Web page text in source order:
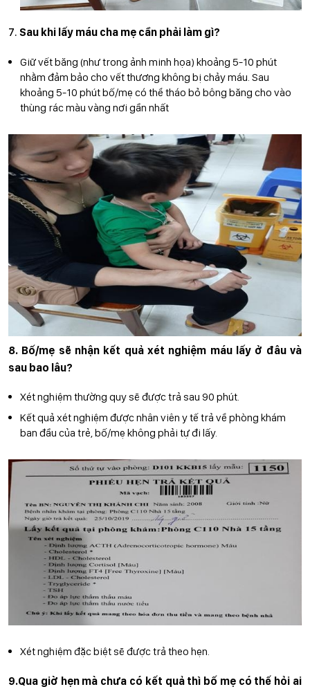
Sau khi lấy máu cha mẹ cần phải làm gì?
Giữ vết băng (như trong ảnh minh họa) khoảng 5-10 phút
nhằm đảm bảo cho vết thương không bị chảy máu. Sau
khoảng 5-10 phút bố/mẹ có thể tháo bỏ bông băng cho vào
thùng rác màu vàng nơi gần nhất
8. Bố/mẹ sẽ nhận kết quả xét nghiệm máu lấy ở đâu và
sau bao lâu?
Xét nghiệm thường quy sẽ được trả sau 90 phút.
Kết quả xét nghiệm được nhân viên y tế trả về phòng khám
ban đầu của trẻ, bố/mẹ không phải tự đi lấy.
Xét nghiệm đặc biệt sẽ được trả theo hẹn.
9.Qua giờ hẹn mà chưa có kết quả thì bố mẹ có thế hỏi ai